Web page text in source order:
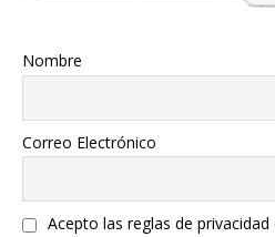
Nombre
Correo Electrónico
Acepto las reglas de